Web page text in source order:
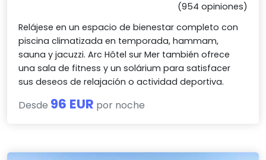
(954 opiniones)
Relájese en un espacio de bienestar completo con
piscina climatizada en temporada, hammam,
sauna y jacuzzi. Arc Hôtel sur Mer también ofrece
una sala de fitness y un solárium para satisfacer
sus deseos de relajación o actividad deportiva.
Desde 96 EUR por noche